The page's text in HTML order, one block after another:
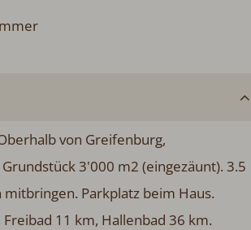
von Greifenburg,
3'000 m2 (eingezäunt). 3.5
Parkplatz beim Haus.
11 km, Hallenbad 36 km.